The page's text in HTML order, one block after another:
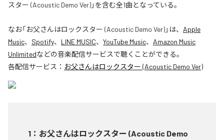
スター (Acoustic Demo Ver)」を含む全1曲となっている。
なお「お父さんはロックスター (Acoustic Demo Ver)」は、 Apple
Music、 Spotify、 LINE MUSIC、 YouTube Music、 Amazon Music
Unlimitedなどの音楽配信サービスで聴くことができる。
各配信サービス： お父さんはロックスター (Acoustic Demo Ver)
1 ： お父さんはロックスター (Acoustic Demo